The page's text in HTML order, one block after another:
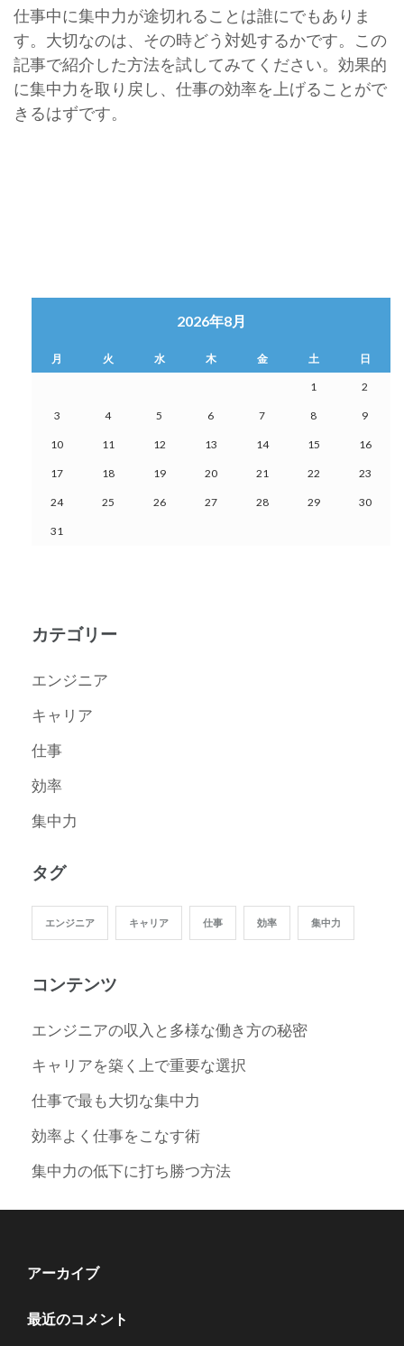
仕事中に集中力が途切れることは誰にでもありま
す。大切なのは、その時どう対処するかです。この
記事で紹介した方法を試してみてください。効果的
に集中力を取り戻し、仕事の効率を上げることがで
きるはずです。
2026年8月
月 火 水 木 金 土 日
1 2
3 4 5 6 7 8 9
10 11 12 13 14 15 16
17 18 19 20 21 22 23
24 25 26 27 28 29 30
31
カテゴリー
エンジニア
キャリア
仕事
効率
集中力
タグ
エンジニア キャリア 仕事 効率 集中力
コンテンツ
エンジニアの収入と多様な働き方の秘密
キャリアを築く上で重要な選択
仕事で最も大切な集中力
効率よく仕事をこなす術
集中力の低下に打ち勝つ方法
アーカイブ
最近のコメント